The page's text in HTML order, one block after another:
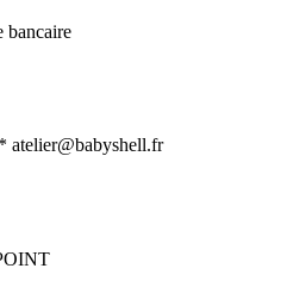
bancaire
atelier@babyshell.fr